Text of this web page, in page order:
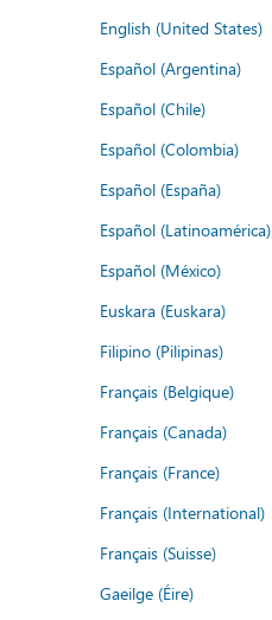
English (United States)
Español (Argentina)
Español (Chile)
Español (Colombia)
Español (España)
Español (Latinoamérica)
Español (México)
Euskara (Euskara)
Filipino (Pilipinas)
Français (Belgique)
Français (Canada)
Français (France)
Français (International)
Français (Suisse)
Gaeilge (Éire)